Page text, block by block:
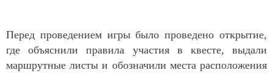
Перед проведением игры было проведено открытие,
где объяснили правила участия в квесте, выдали
маршрутные листы и обозначили места расположения